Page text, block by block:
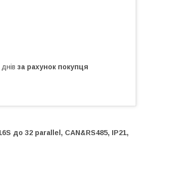
за рахунок покупця
до 32 parallel, CAN&RS485, IP21,